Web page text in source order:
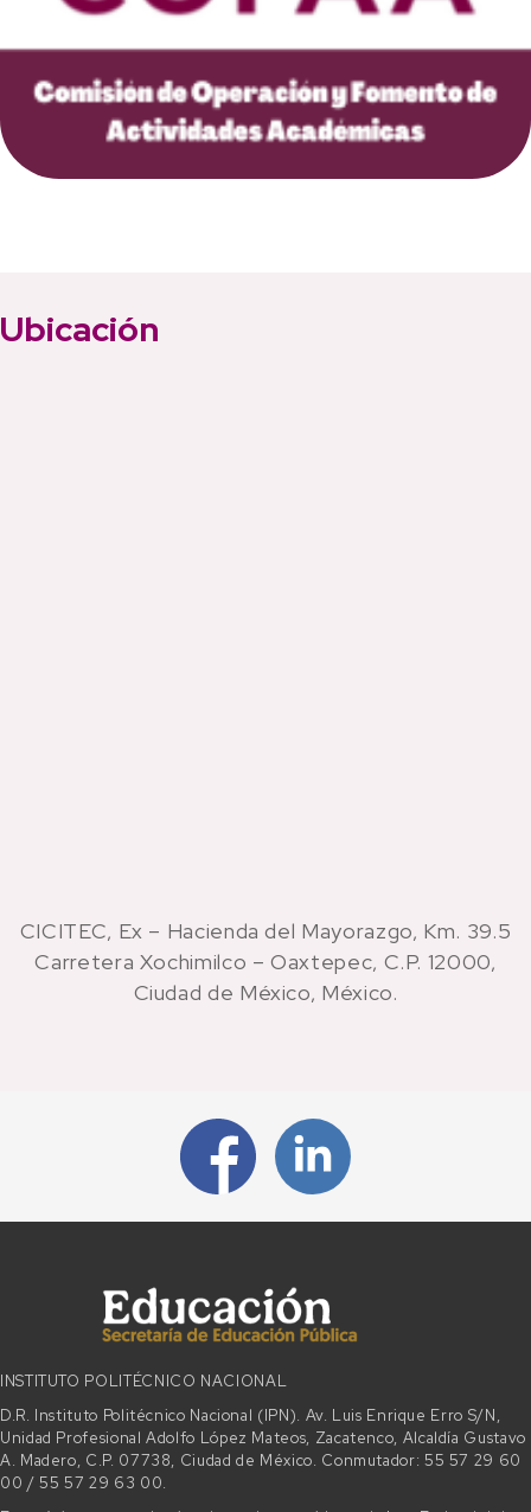
Ubicación
CICITEC, Ex – Hacienda del Mayorazgo, Km. 39.5
Carretera Xochimilco – Oaxtepec, C.P. 12000,
Ciudad de México, México.
INSTITUTO POLITÉCNICO NACIONAL
D.R. Instituto Politécnico Nacional (IPN). Av. Luis Enrique Erro S/N,
Unidad Profesional Adolfo López Mateos, Zacatenco, Alcaldía Gustavo
A. Madero, C.P. 07738, Ciudad de México. Conmutador: 55 57 29 60
00 / 55 57 29 63 00.